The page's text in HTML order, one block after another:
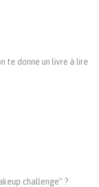
te donne un livre à lire
challenge” ?